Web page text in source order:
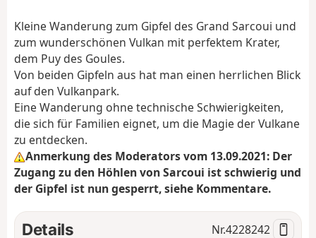
a
o
Kleine Wanderung zum Gipfel des Grand Sarcoui und
zum wunderschönen Vulkan mit perfektem Krater,
dem Puy des Goules.
Von beiden Gipfeln aus hat man einen herrlichen Blick
auf den Vulkanpark.
Eine Wanderung ohne technische Schwierigkeiten,
die sich für Familien eignet, um die Magie der Vulkane
zu entdecken.
Anmerkung des Moderators vom 13.09.2021: Der
Zugang zu den Höhlen von Sarcoui ist schwierig und
der Gipfel ist nun gesperrt, siehe Kommentare.
Details Nr.4228242